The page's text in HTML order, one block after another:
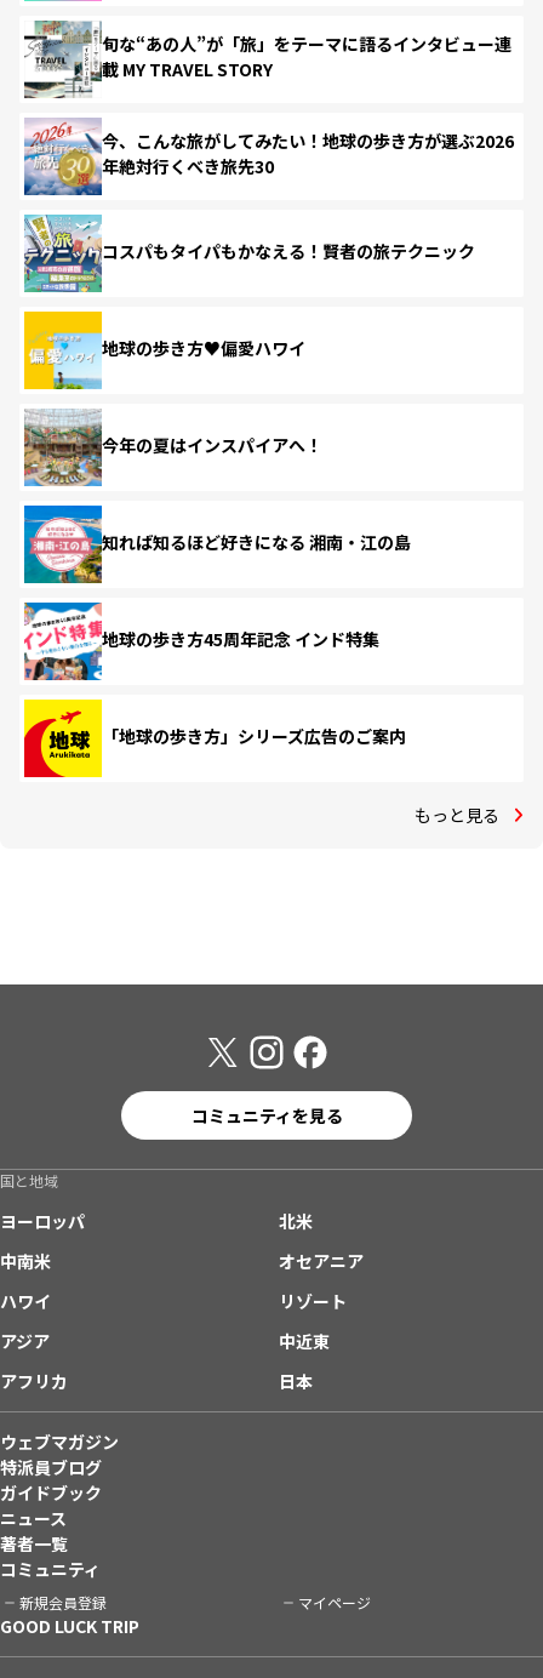
旬な“あの人”が「旅」をテーマに語るインタビュー連
載 MY TRAVEL STORY
今、こんな旅がしてみたい！地球の歩き方が選ぶ2026
年絶対行くべき旅先30
コスパもタイパもかなえる！賢者の旅テクニック
地球の歩き方♥偏愛ハワイ
今年の夏はインスパイアへ！
知れば知るほど好きになる 湘南・江の島
地球の歩き方45周年記念 インド特集
「地球の歩き方」シリーズ広告のご案内
もっと見る
コミュニティを見る
国と地域
ヨーロッパ
北米
中南米
オセアニア
ハワイ
リゾート
アジア
中近東
アフリカ
日本
ウェブマガジン
特派員ブログ
ガイドブック
ニュース
著者一覧
コミュニティ
新規会員登録 マイページ
GOOD LUCK TRIP